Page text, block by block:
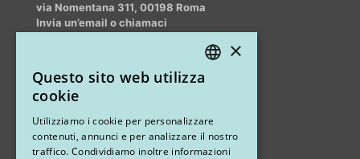
via Nomentana 311, 00198 Roma
Invia un’email o chiamaci
Altri studi
STUDIO MARIANETTI MED
×
Questo sito web utilizza
cookie
Utilizziamo i cookie per personalizzare
contenuti, annunci e per analizzare il nostro
traffico. Condividiamo inoltre informazioni